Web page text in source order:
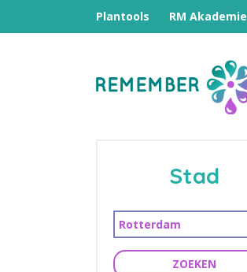
Plantools RM Akademie
Stad
ZOEKEN